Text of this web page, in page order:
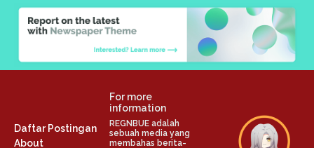
Daftar Postingan
About
For more
information
REGNBUE adalah
sebuah media yang
membahas berita-